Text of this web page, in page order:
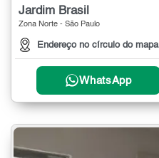
Jardim Brasil
Zona Norte - São Paulo
Endereço no círculo do mapa
WhatsApp